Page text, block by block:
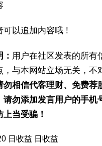
可以追加内容哦 !
用户在社区发表的所有
，与本网站立场无关，不
勿相信代客理财、免费荐
请勿添加发言用户的手机
当受骗！
日收益 日收益